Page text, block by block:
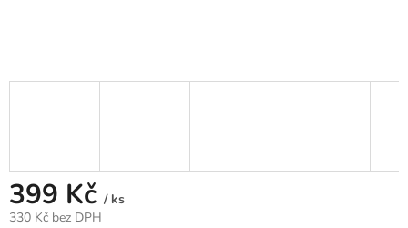
399 Kč / ks
330 Kč bez DPH